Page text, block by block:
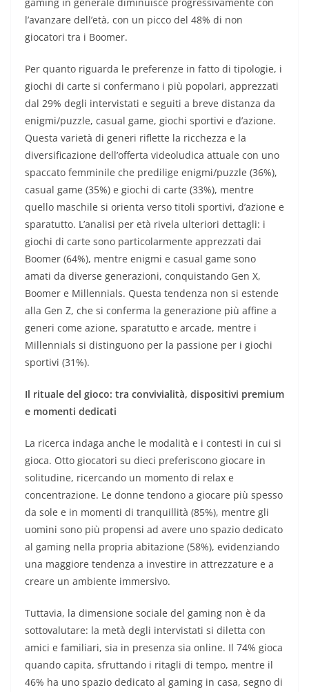
gaming in generale diminuisce progressivamente con
l’avanzare dell’età, con un picco del 48% di non
giocatori tra i Boomer.
Per quanto riguarda le preferenze in fatto di tipologie, i
giochi di carte si confermano i più popolari, apprezzati
dal 29% degli intervistati e seguiti a breve distanza da
enigmi/puzzle, casual game, giochi sportivi e d’azione.
Questa varietà di generi riflette la ricchezza e la
diversificazione dell’offerta videoludica attuale con uno
spaccato femminile che predilige enigmi/puzzle (36%),
casual game (35%) e giochi di carte (33%), mentre
quello maschile si orienta verso titoli sportivi, d’azione e
sparatutto. L’analisi per età rivela ulteriori dettagli: i
giochi di carte sono particolarmente apprezzati dai
Boomer (64%), mentre enigmi e casual game sono
amati da diverse generazioni, conquistando Gen X,
Boomer e Millennials. Questa tendenza non si estende
alla Gen Z, che si conferma la generazione più affine a
generi come azione, sparatutto e arcade, mentre i
Millennials si distinguono per la passione per i giochi
sportivi (31%).
Il rituale del gioco: tra convivialità, dispositivi premium
e momenti dedicati
La ricerca indaga anche le modalità e i contesti in cui si
gioca. Otto giocatori su dieci preferiscono giocare in
solitudine, ricercando un momento di relax e
concentrazione. Le donne tendono a giocare più spesso
da sole e in momenti di tranquillità (85%), mentre gli
uomini sono più propensi ad avere uno spazio dedicato
al gaming nella propria abitazione (58%), evidenziando
una maggiore tendenza a investire in attrezzature e a
creare un ambiente immersivo.
Tuttavia, la dimensione sociale del gaming non è da
sottovalutare: la metà degli intervistati si diletta con
amici e familiari, sia in presenza sia online. Il 74% gioca
quando capita, sfruttando i ritagli di tempo, mentre il
46% ha uno spazio dedicato al gaming in casa, segno di